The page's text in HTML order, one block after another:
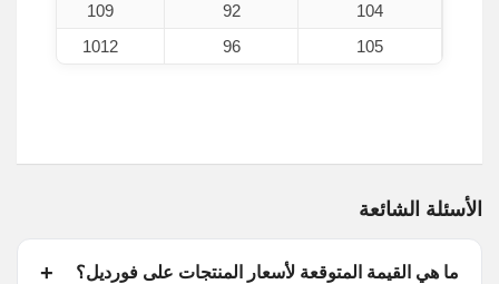
104
92
109
105
96
1012
الأسئلة الشائعة
ما هي القيمة المتوقعة لأسعار المنتجات على فورديل؟